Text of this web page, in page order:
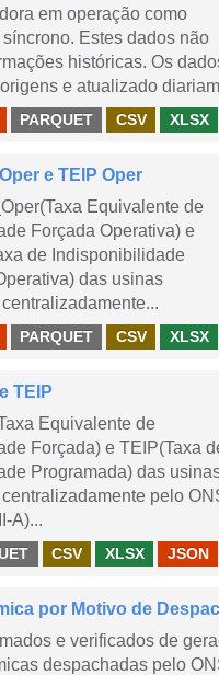
em operação como
Estes dados não
históricas. Os
e atualizado
PARQUET CSV XLSX
e TEIP Oper
Equivalente de
Forçada Operativa) e
de Indisponibilidade
das usinas
PARQUET CSV XLSX
TEIP
Equivalente de
Forçada) e TEIP(Taxa
Programada) das
pelo
A)...
CSV XLSX JSON
por Motivo de
e verificados de
despachadas pelo